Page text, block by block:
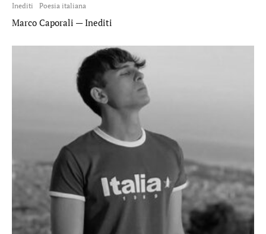
Inediti Poesia italiana
Marco Caporali — Inediti